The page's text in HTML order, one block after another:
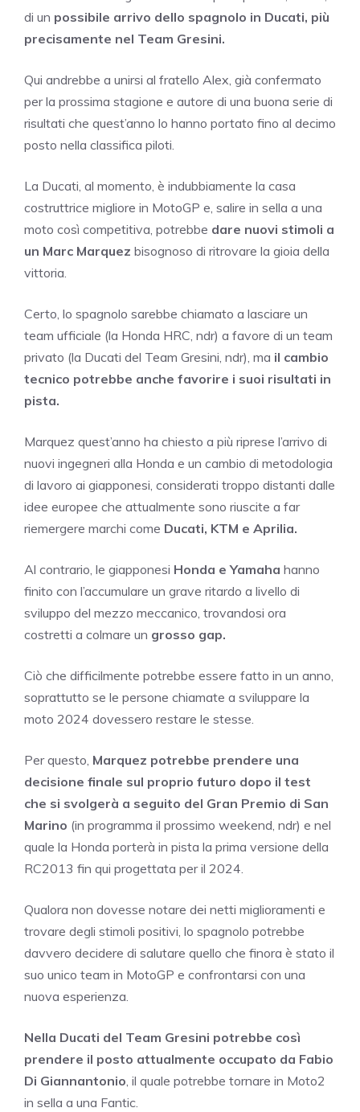
di un possibile arrivo dello spagnolo in Ducati, più
precisamente nel Team Gresini.
Qui andrebbe a unirsi al fratello Alex, già confermato
per la prossima stagione e autore di una buona serie di
risultati che quest’anno lo hanno portato fino al decimo
posto nella classifica piloti.
La Ducati, al momento, è indubbiamente la casa
costruttrice migliore in MotoGP e, salire in sella a una
moto così competitiva, potrebbe dare nuovi stimoli a
un Marc Marquez bisognoso di ritrovare la gioia della
vittoria.
Certo, lo spagnolo sarebbe chiamato a lasciare un
team ufficiale (la Honda HRC, ndr) a favore di un team
privato (la Ducati del Team Gresini, ndr), ma il cambio
tecnico potrebbe anche favorire i suoi risultati in
pista.
Marquez quest’anno ha chiesto a più riprese l’arrivo di
nuovi ingegneri alla Honda e un cambio di metodologia
di lavoro ai giapponesi, considerati troppo distanti dalle
idee europee che attualmente sono riuscite a far
riemergere marchi come Ducati, KTM e Aprilia.
Al contrario, le giapponesi Honda e Yamaha hanno
finito con l’accumulare un grave ritardo a livello di
sviluppo del mezzo meccanico, trovandosi ora
costretti a colmare un grosso gap.
Ciò che difficilmente potrebbe essere fatto in un anno,
soprattutto se le persone chiamate a sviluppare la
moto 2024 dovessero restare le stesse.
Per questo, Marquez potrebbe prendere una
decisione finale sul proprio futuro dopo il test
che si svolgerà a seguito del Gran Premio di San
Marino (in programma il prossimo weekend, ndr) e nel
quale la Honda porterà in pista la prima versione della
RC2013 fin qui progettata per il 2024.
Qualora non dovesse notare dei netti miglioramenti e
trovare degli stimoli positivi, lo spagnolo potrebbe
davvero decidere di salutare quello che finora è stato il
suo unico team in MotoGP e confrontarsi con una
nuova esperienza.
Nella Ducati del Team Gresini potrebbe così
prendere il posto attualmente occupato da Fabio
Di Giannantonio , il quale potrebbe tornare in Moto2
in sella a una Fantic.